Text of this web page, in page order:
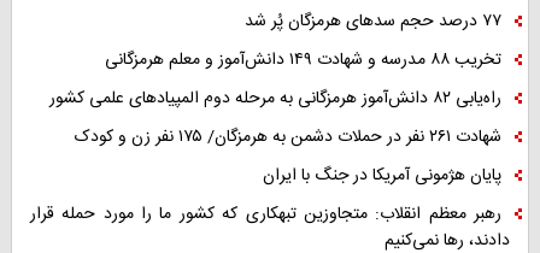
۷۷ درصد حجم سدهای هرمزگان پُر شد
تخریب ۸۸ مدرسه و شهادت ۱۴۹ دانش‌آموز و معلم هرمزگانی
راه‌یابی ۸۲ دانش‌آموز هرمزگانی به مرحله دوم المپیادهای علمی کشور
شهادت ۲۶۱ نفر در حملات دشمن به هرمزگان/ ۱۷۵ نفر زن و کودک
پایان هژمونی آمریکا در جنگ با ایران
رهبر معظم انقلاب: متجاوزین تبهکاری که کشور ما را مورد حمله قرار
دادند، رها نمی‌کنیم